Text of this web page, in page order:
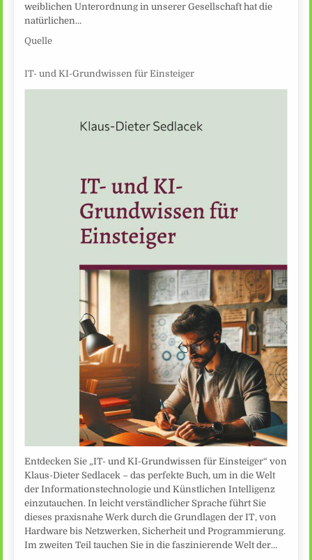
weiblichen Unterordnung in unserer Gesellschaft hat die
natürlichen…
Quelle
IT- und KI-Grundwissen für Einsteiger
Entdecken Sie „IT- und KI-Grundwissen für Einsteiger“ von
Klaus-Dieter Sedlacek – das perfekte Buch, um in die Welt
der Informationstechnologie und Künstlichen Intelligenz
einzutauchen. In leicht verständlicher Sprache führt Sie
dieses praxisnahe Werk durch die Grundlagen der IT, von
Hardware bis Netzwerken, Sicherheit und Programmierung.
Im zweiten Teil tauchen Sie in die faszinierende Welt der…